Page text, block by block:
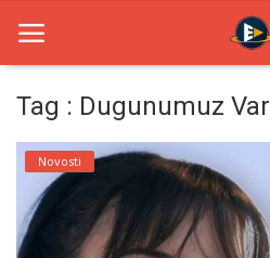
Home
Novosti
TV Serije
Tag : Dugunumuz Var
Novosti